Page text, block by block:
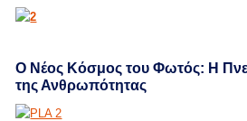
Ο Νέος Κόσμος του Φωτός: Η
της Ανθρωπότητας